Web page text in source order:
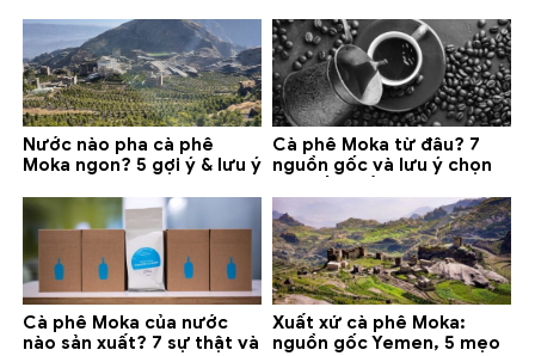
Nước nào pha cà phê
Moka ngon? 5 gợi ý & lưu ý
Cà phê Moka từ đâu? 7
nguồn gốc và lưu ý chọn
Cà phê Moka của nước
nào sản xuất? 7 sự thật và
Xuất xứ cà phê Moka:
nguồn gốc Yemen, 5 mẹo